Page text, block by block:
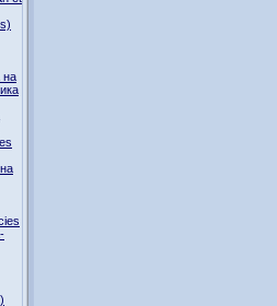
на